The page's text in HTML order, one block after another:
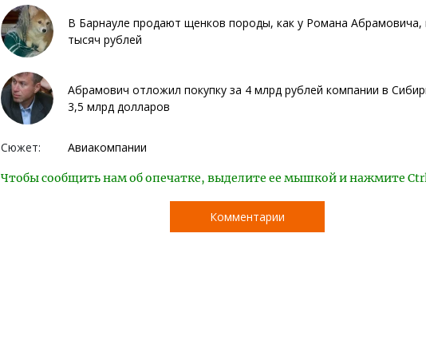
В Барнауле продают щенков породы, как у Романа Абрамовича,
тысяч рублей
Абрамович отложил покупку за 4 млрд рублей компании в
3,5 млрд долларов
Сюжет: Авиакомпании
Чтобы сообщить нам об опечатке, выделите ее мышкой и нажмите
Комментарии